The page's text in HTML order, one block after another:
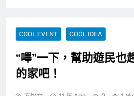
COOL EVENT COOL IDEA
“嗶”一下，幫助遊民也
的家吧！